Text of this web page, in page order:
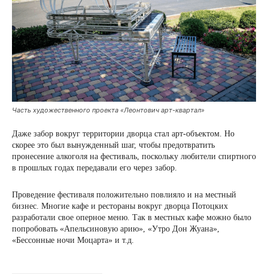
Часть художественного проекта «Леонтович арт-квартал»
Даже забор вокруг территории дворца стал арт-объектом. Но
скорее это был вынужденный шаг, чтобы предотвратить
пронесение алкоголя на фестиваль, поскольку любители спиртного
в прошлых годах передавали его через забор.
Проведение фестиваля положительно повлияло и на местный
бизнес. Многие кафе и рестораны вокруг дворца Потоцких
разработали свое оперное меню. Так в местных кафе можно было
попробовать «Апельсиновую арию», «Утро Дон Жуана»,
«Бессонные ночи Моцарта» и т.д.